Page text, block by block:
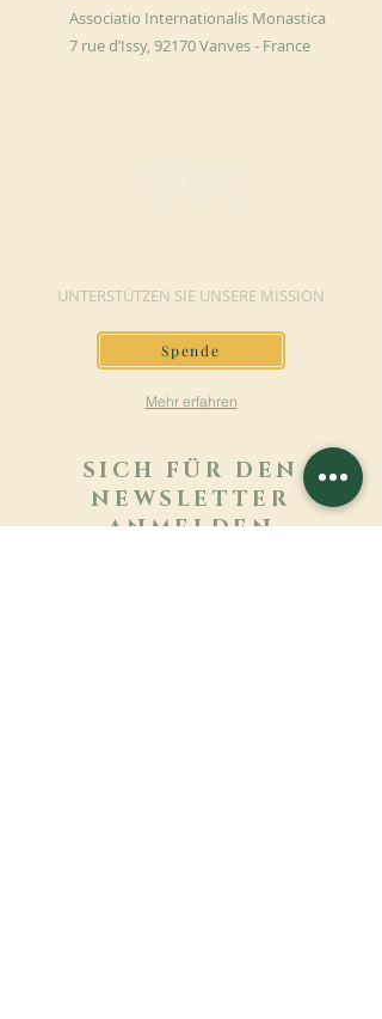
Associatio Internationalis Monastica
7 rue d’Issy, 92170 Vanves - France
UNTERSTÜTZEN SIE UNSERE MISSION
Spende
Mehr erfahren
SICH FÜR DEN
NEWSLETTER
ANMELDEN